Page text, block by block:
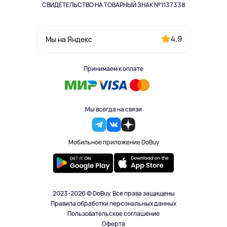
СВИДЕТЕЛЬСТВО НА ТОВАРНЫЙ ЗНАК №1137338
Мы на Яндекс 4,9
Принимаем к оплате
Мы всегда на связи
Мобильное приложение DoBuy
2023-2026 © DoBuy. Все права защищены
Правила обработки персональных данных
Пользовательское соглашение
Оферта